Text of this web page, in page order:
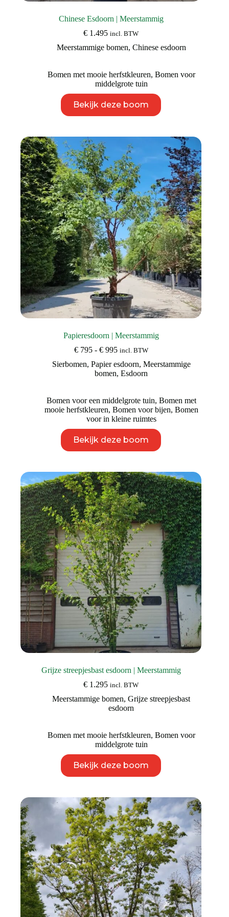
Chinese Esdoorn | Meerstammig
€ 1.495 incl. BTW
Meerstammige bomen, Chinese esdoorn
Bomen met mooie herfstkleuren, Bomen voor
middelgrote tuin
Bekijk deze boom
product
heeft
optie
kan
gekozen
worden
op
de
productpagina
Papieresdoorn | Meerstammig
€795 - €995Prijsklasse:
tot
€ 995
incl. BTW
Sierbomen, Papier esdoorn, Meerstammige
bomen,Esdoorn
Bomen voor een middelgrote tuin, Bomen met
mooie herfstkleuren, Bomen voor bijen, Bomen
voor in kleine ruimtes
Bekijk deze boom
product
heeft
Deze
optie
kan
gekozen
worden
op
de
productpagina
Grijze streepjesbast esdoorn | Meerstammig
€ 1.295 incl. BTW
Meerstammige bomen,Grijze streepjesbast
esdoorn
Bomen met mooie herfstkleuren, Bomen voor
middelgrote tuin
Bekijk deze boom
product
heeft
Deze
optie
kan
gekozen
worden
op
de
productpagina